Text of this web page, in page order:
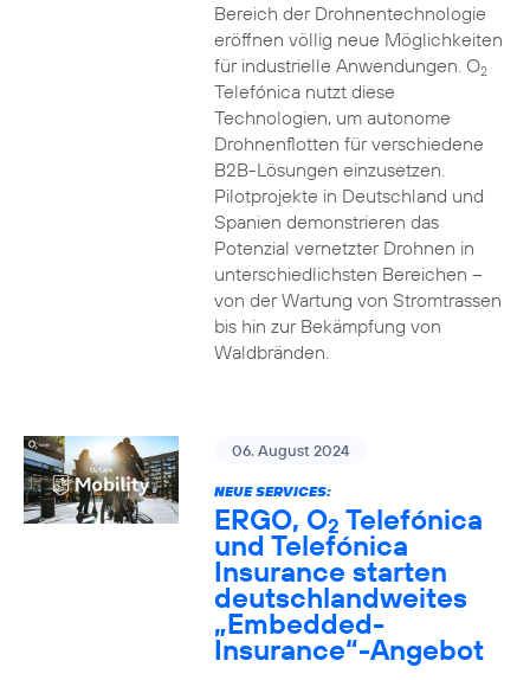
Bereich der Drohnentechnologie
eröffnen völlig neue Möglichkeiten
für industrielle Anwendungen. O2
Telefónica nutzt diese
Technologien, um autonome
Drohnenflotten für verschiedene
B2B-Lösungen einzusetzen.
Pilotprojekte in Deutschland und
Spanien demonstrieren das
Potenzial vernetzter Drohnen in
unterschiedlichsten Bereichen –
von der Wartung von Stromtrassen
bis hin zur Bekämpfung von
Waldbränden.
06. August 2024
NEUE SERVICES:
ERGO, O2 Telefónica
und Telefónica
Insurance starten
deutschlandweites
„Embedded-
Insurance“-Angebot